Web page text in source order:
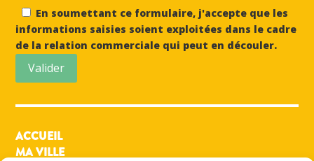
ACCUEIL
MA VILLE
En soumettant ce formulaire, j'accepte que les
informations saisies soient exploitées dans le cadre
de la relation commerciale qui peut en découler.
Valider